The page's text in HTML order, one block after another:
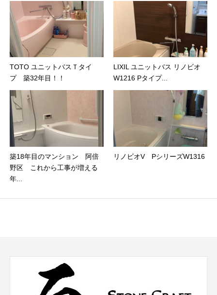
TOTO ユニットバスＴタイ
プ 築32年目！！
LIXIL ユニットバス リノビオ
W1216 Pタイプ...
築18年目のマンション 阿倍
野区 これから工事が増える
年...
リノビオV PシリーズW1316